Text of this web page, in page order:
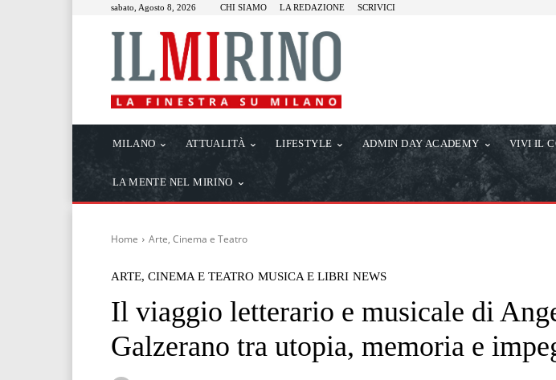
sabato, Agosto 8, 2026 CHI SIAMO LA REDAZIONE SCRIVICI
MILANO ATTUALITÀ LIFESTYLE ADMIN DAY ACADEMY VIVI IL
LA MENTE NEL MIRINO
Home Arte, Cinema e Teatro
ARTE, CINEMA E TEATRO MUSICA E LIBRI NEWS
Il viaggio letterario e musicale di
Galzerano tra utopia, memoria e